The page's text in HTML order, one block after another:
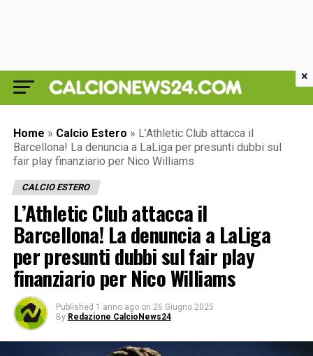
Home » Calcio Estero » L’Athletic Club attacca il
Barcellona! La denuncia a LaLiga per presunti dubbi sul
fair play finanziario per Nico Williams
CALCIO ESTERO
L’Athletic Club attacca il
Barcellona! La denuncia a LaLiga
per presunti dubbi sul fair play
finanziario per Nico Williams
Published 1 anno ago on 26 Giugno 2025
By Redazione CalcioNews24
×